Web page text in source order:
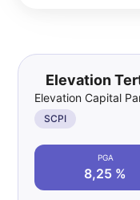
Elevation
Elevation Capital
SCPI
PGA
8,25 %